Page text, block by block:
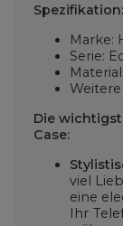
Spezifikation:
Marke:
Serie:
Die
Case:
viel
eine
Ihr